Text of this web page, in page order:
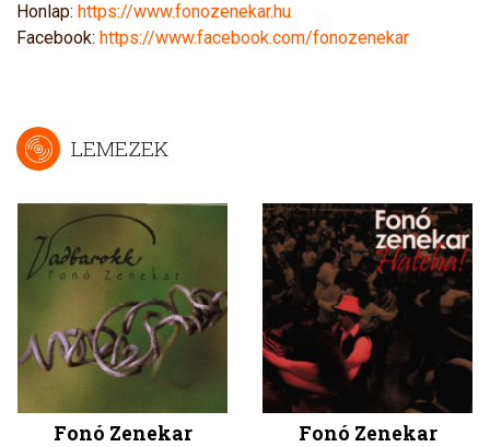
Honlap: https://www.fonozenekar.hu
Facebook: https://www.facebook.com/fonozenekar
LEMEZEK
Fonó Zenekar Fonó Zenekar